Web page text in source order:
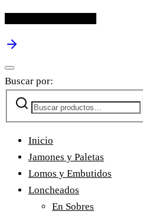
Buscar por:
Inicio
Jamones y Paletas
Lomos y Embutidos
Loncheados
En Sobres